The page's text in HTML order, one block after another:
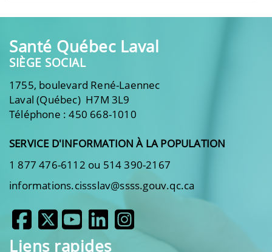
Santé Québec Laval
SIÈGE SOCIAL
1755, boulevard René-Laennec
Laval (Québec) H7M 3L9
Téléphone : 450 668-1010
SERVICE D'INFORMATION À LA POPULATION
1 877 476-6112 ou 514 390-2167
informations.cissslav@ssss.gouv.qc.ca
Liens rapides